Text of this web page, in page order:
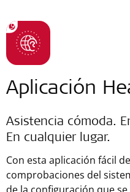
Aplicación
Asistencia cómoda.
En cualquier lugar.
Con esta aplicación fácil
comprobaciones del